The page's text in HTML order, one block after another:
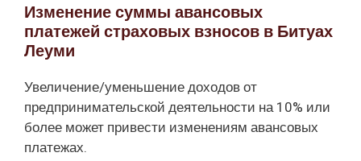
Изменение суммы авансовых
платежей страховых взносов в Битуах
Леуми
Увеличение/уменьшение доходов от
предпринимательской деятельности на 10% или
более может привести изменениям авансовых
платежах.